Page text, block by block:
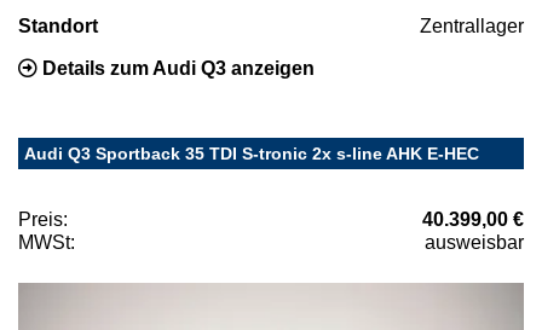
Standort Zentrallager
Details zum Audi Q3 anzeigen
Audi Q3 Sportback 35 TDI S-tronic 2x s-line AHK E-HEC
Preis:
40.399,00 €
MWSt:
ausweisbar